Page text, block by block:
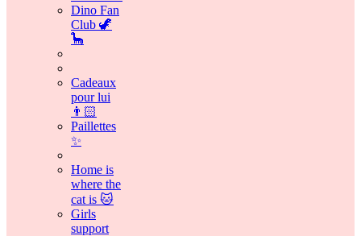
Dino Fan
Club 🦖
🦕
Cadeaux
pour lui
👨🏻
Paillettes
✨
Home is
where the
cat is 🐱
Girls
support